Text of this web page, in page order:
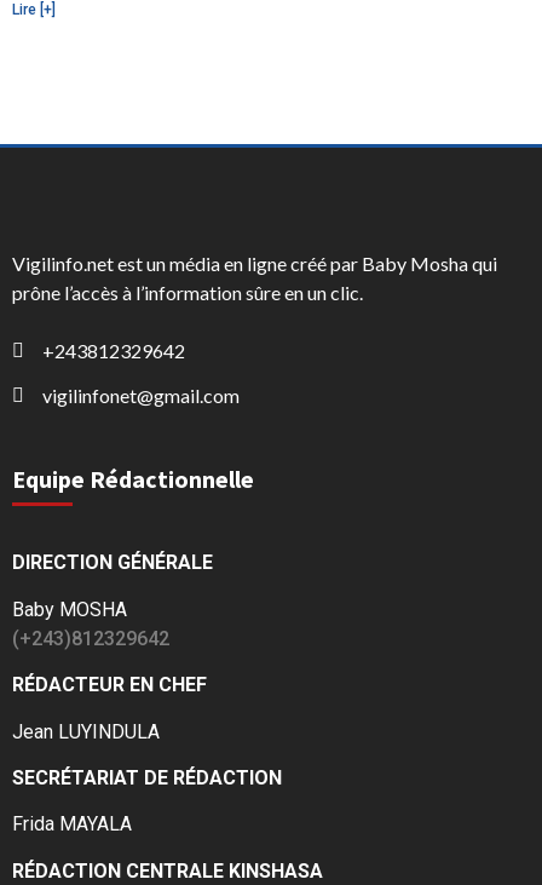
Lire [+]
Vigilinfo.net est un média en ligne créé par Baby Mosha qui
prône l’accès à l’information sûre en un clic.
+243812329642
vigilinfonet@gmail.com
Equipe Rédactionnelle
DIRECTION GÉNÉRALE
Baby MOSHA
(+243)812329642
RÉDACTEUR EN CHEF
Jean LUYINDULA
SECRÉTARIAT DE RÉDACTION
Frida MAYALA
RÉDACTION CENTRALE KINSHASA